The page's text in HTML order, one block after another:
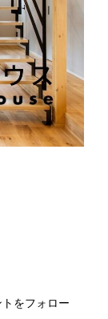
をフォロー